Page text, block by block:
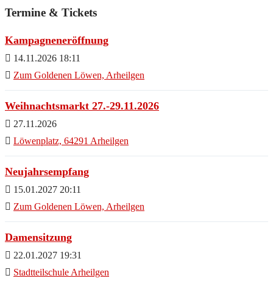
Termine & Tickets
Kampagneneröffnung
14.11.2026 18:11
Zum Goldenen Löwen, Arheilgen
Weihnachtsmarkt 27.-29.11.2026
27.11.2026
Löwenplatz, 64291 Arheilgen
Neujahrsempfang
15.01.2027 20:11
Zum Goldenen Löwen, Arheilgen
Damensitzung
22.01.2027 19:31
Stadtteilschule Arheilgen